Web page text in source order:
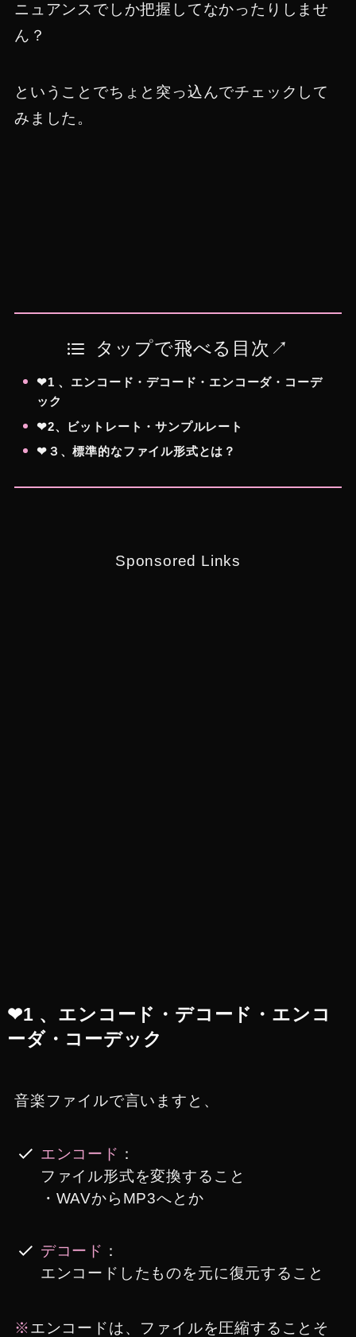
ニュアンスでしか把握してなかったりしませ
ん？
ということでちょと突っ込んでチェックして
みました。
タップで飛べる目次↗︎
❤︎1 、エンコード・デコード・エンコーダ・コーデ
ック
❤︎2、ビットレート・サンプルレート
❤︎３、標準的なファイル形式とは？
Sponsored Links
❤︎1 、エンコード・デコード・エンコ
ーダ・コーデック
音楽ファイルで言いますと、
エンコード ：
ファイル形式を変換すること
・WAVからMP3へとか
デコード ：
エンコードしたものを元に復元すること
※エンコードは、ファイルを圧縮することそ